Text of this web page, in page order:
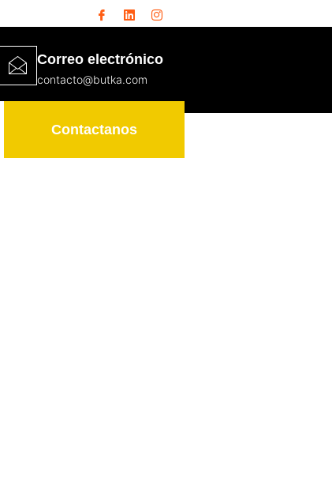
Correo electrónico
contacto@butka.com
Contactanos